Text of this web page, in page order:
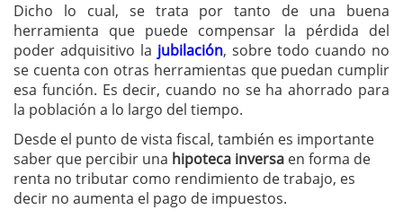
Dicho lo cual, se trata por tanto de una buena
herramienta que puede compensar la pérdida del
poder adquisitivo la jubilación, sobre todo cuando no
se cuenta con otras herramientas que puedan cumplir
esa función. Es decir, cuando no se ha ahorrado para
la población a lo largo del tiempo.
Desde el punto de vista fiscal, también es importante
saber que percibir una hipoteca inversa en forma de
renta no tributar como rendimiento de trabajo, es
decir no aumenta el pago de impuestos.